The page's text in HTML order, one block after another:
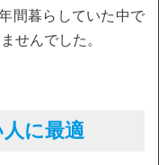
間暮らしていた中で
せんでした。
に最適